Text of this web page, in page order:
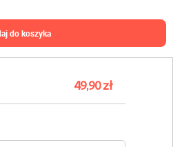
49,90 zł
do koszyka